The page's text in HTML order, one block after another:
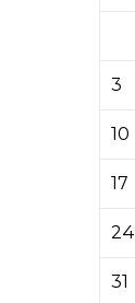
3
10
17
24
31